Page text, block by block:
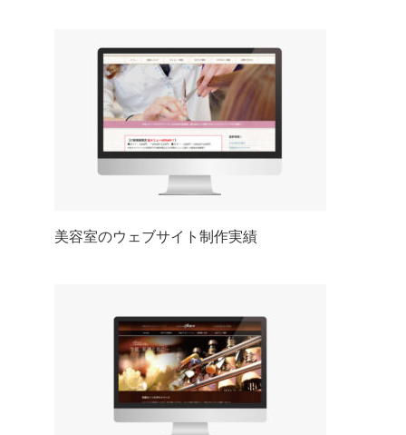
美容室のウェブサイト制作実績